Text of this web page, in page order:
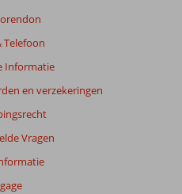
Telefoon
Informatie
en verzekeringen
Vragen